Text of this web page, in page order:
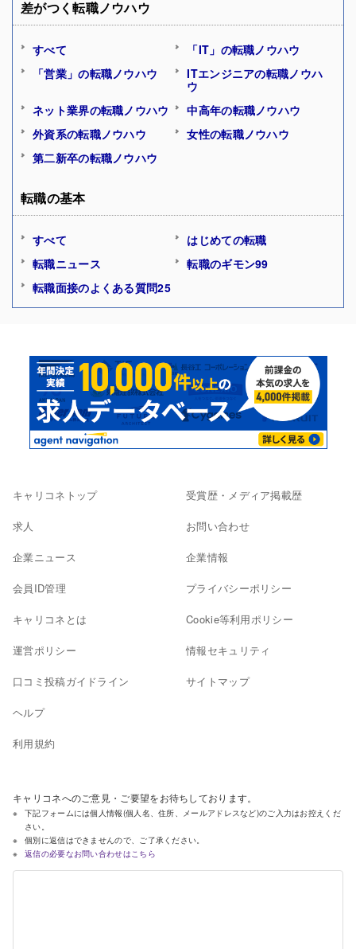
差がつく転職ノウハウ
すべて
「IT」の転職ノウハウ
「営業」の転職ノウハウ
ITエンジニアの転職ノウハ
ウ
ネット業界の転職ノウハウ
中高年の転職ノウハウ
外資系の転職ノウハウ
女性の転職ノウハウ
第二新卒の転職ノウハウ
転職の基本
すべて
はじめての転職
転職ニュース
転職のギモン99
転職面接のよくある質問25
キャリコネトップ
求人
企業ニュース
会員ID管理
キャリコネとは
運営ポリシー
口コミ投稿ガイドライン
ヘルプ
利用規約
受賞歴・メディア掲載歴
お問い合わせ
企業情報
プライバシーポリシー
Cookie等利用ポリシー
情報セキュリティ
サイトマップ
キャリコネへのご意見・ご要望をお待ちしております。
下記フォームには個人情報(個人名、住所、メールアドレスなど)のご入力はお控えくだ
さい。
個別に返信はできませんので、ご了承ください。
返信の必要なお問い合わせはこちら